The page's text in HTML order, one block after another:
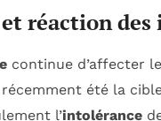
réaction
continue d’affecter
été la
l’intolérance